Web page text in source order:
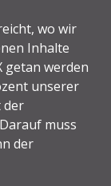
wo wir
Inhalte
getan werden
unserer
der
muss
der